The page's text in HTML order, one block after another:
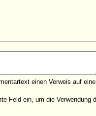
einen Verweis auf
Feld ein, um die Verwendung